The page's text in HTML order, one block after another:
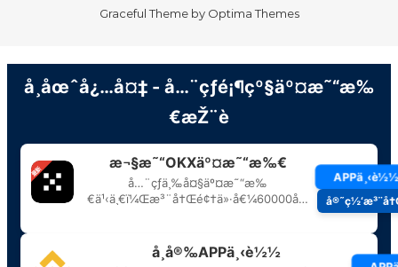
Graceful Theme by Optima Themes